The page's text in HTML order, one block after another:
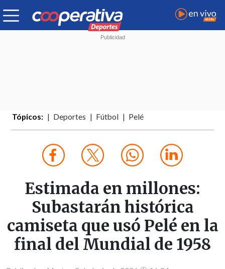
Tópicos: Deportes Fútbol Pelé
Estimada en millones:
Subastarán histórica
camiseta que usó Pelé en la
final del Mundial de 1958